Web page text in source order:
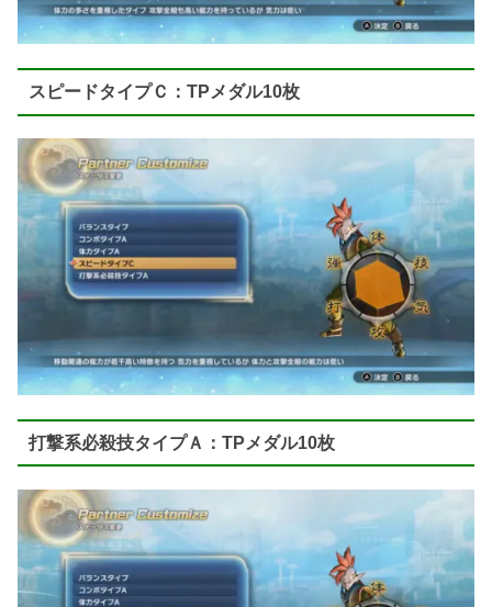
スピードタイプＣ：TPメダル10枚
打撃系必殺技タイプＡ：TPメダル10枚